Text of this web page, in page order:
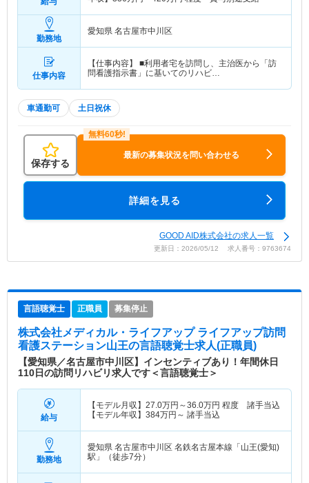
勤務地
愛知県 名古屋市中川区
仕事内容
【仕事内容】 ■利用者宅を訪問し、主治医から「訪
問看護指示書」に基いてのリハビ…
車通勤可 土日祝休
保存する
最新の募集状況を問い合わせる
詳細を見る
GOOD AID株式会社の求人一覧
更新日：2026/05/12 求人番号：9763674
言語聴覚士 正職員 募集停止
株式会社メディカル・ライフアップ ライフアップ訪問
看護ステーション山王の言語聴覚士求人(正職員)
【愛知県／名古屋市中川区】インセンティブあり！年間休日
110日の訪問リハビリ求人です＜言語聴覚士＞
給与
【モデル月収】 27.0万円～36.0万円 程度 諸手当込
【モデル年収】 384万円～ 諸手当込
勤務地
愛知県 名古屋市中川区 名鉄名古屋本線「山王(愛知)
駅」（徒歩7分）